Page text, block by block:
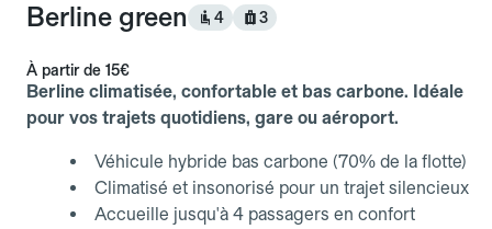
Berline green 4 3
À partir de 15€
Berline climatisée, confortable et bas carbone. Idéale
pour vos trajets quotidiens, gare ou aéroport.
Véhicule hybride bas carbone (70% de la flotte)
Climatisé et insonorisé pour un trajet silencieux
Accueille jusqu'à 4 passagers en confort